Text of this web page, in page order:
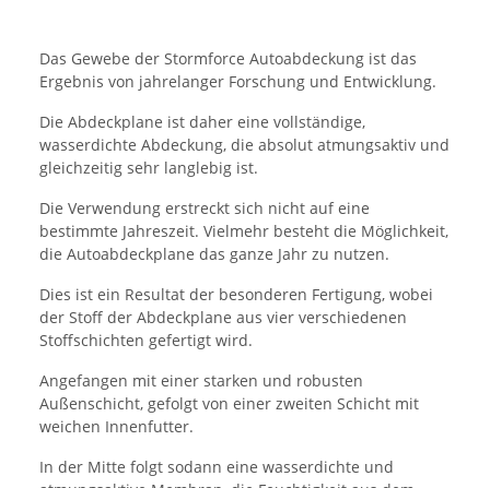
Das Gewebe der Stormforce Autoabdeckung ist das
Ergebnis von jahrelanger Forschung und Entwicklung.
Die Abdeckplane ist daher eine vollständige,
wasserdichte Abdeckung, die absolut atmungsaktiv und
gleichzeitig sehr langlebig ist.
Die Verwendung erstreckt sich nicht auf eine
bestimmte Jahreszeit. Vielmehr besteht die Möglichkeit,
die Autoabdeckplane das ganze Jahr zu nutzen.
Dies ist ein Resultat der besonderen Fertigung, wobei
der Stoff der Abdeckplane aus vier verschiedenen
Stoffschichten gefertigt wird.
Angefangen mit einer starken und robusten
Außenschicht, gefolgt von einer zweiten Schicht mit
weichen Innenfutter.
In der Mitte folgt sodann eine wasserdichte und